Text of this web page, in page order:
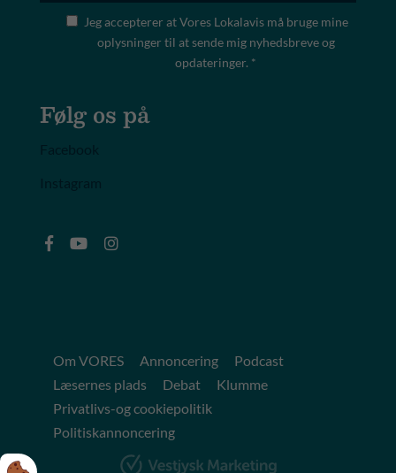
Jeg accepterer at Vores Lokalavis må bruge mine
oplysninger til at sende mig nyhedsbreve og
opdateringer. *
Følg os på
Om VORES Annoncering
Podcast
Læsernes plads
Debat
Klumme
Privatlivs-og cookiepolitik
Politiskannoncering